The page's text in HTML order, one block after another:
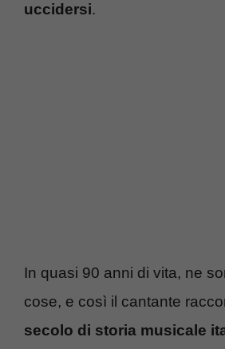
uccidersi.
In quasi 90 anni di vita, ne
cose, e così il cantante
secolo di storia musicale